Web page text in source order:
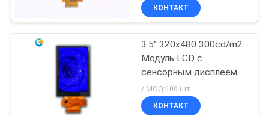
ЭКСКУРСИЯ
ЗАВОДУ
КОНТРОЛЬ
КОНТАКТ
3.5'' 320x480 300cd/m2
Модуль LCD с
сенсорным дисплеем
MCU SPI RGB LCD
панель
/ MOQ:100 шт.
КОНТАКТ